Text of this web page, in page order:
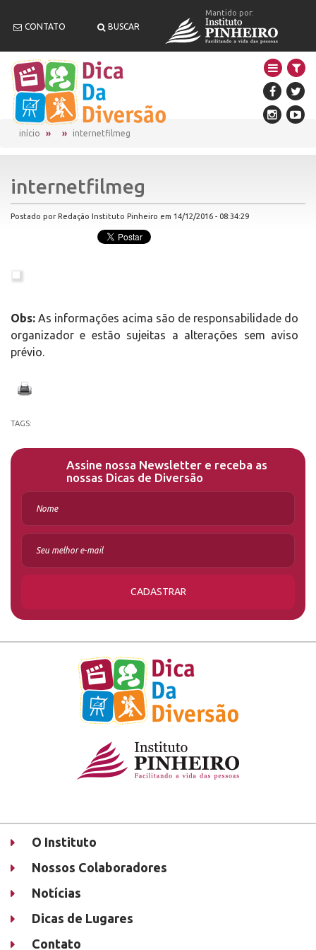
CONTATO BUSCAR
Mantido por:
início internetfilmeg
internetfilmeg
Postado por Redação Instituto Pinheiro em 14/12/2016 - 08:34:29
Obs: As informações acima são de responsabilidade do
organizador e estão sujeitas a alterações sem aviso
prévio.
TAGS:
Assine nossa Newsletter e receba as
nossas Dicas de Diversão
CADASTRAR
O Instituto
Nossos Colaboradores
Notícias
Dicas de Lugares
Contato